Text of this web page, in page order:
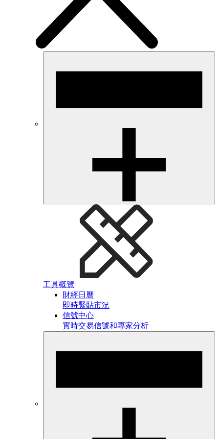
工具概覽
財經日曆
即時緊貼市況
信號中心
實時交易信號和專家分析